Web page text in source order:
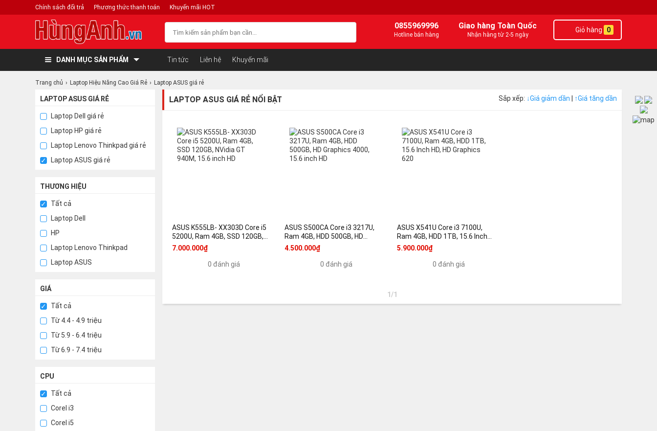
Chính sách đổi trả Phương thức thanh toán Khuyến mãi HOT
0855969996
Hotline bán hàng
Giao hàng Toàn Quốc
Nhận hàng từ 2-5 ngày
Giỏ hàng 0
DANH MỤC SẢN PHẨM Tin tức Liên hệ Khuyến mãi
Trang chủ Laptop Hiệu Năng Cao Giá Rẻ Laptop ASUS giá rẻ
LAPTOP ASUS GIÁ RẺ
Laptop Dell giá rẻ
Laptop HP giá rẻ
Laptop Lenovo Thinkpad giá rẻ
Laptop ASUS giá rẻ
THƯƠNG HIỆU
Tất cả
Laptop Dell
HP
Laptop Lenovo Thinkpad
Laptop ASUS
GIÁ
Tất cả
Từ 4.4 - 4.9 triệu
Từ 5.9 - 6.4 triệu
Từ 6.9 - 7.4 triệu
CPU
Tất cả
Corel i3
Corel i5
LAPTOP ASUS GIÁ RẺ NỔI BẬT Sắp xếp: ↓Giá giảm dần ↑Giá tăng dần
ASUS K555LB- XX303D Core i5
5200U, Ram 4GB, SSD 120GB,
NVidia GT 940M, 15.6 inch HD
7.000.000₫
0 đánh giá
ASUS S500CA Core i3 3217U,
Ram 4GB, HDD 500GB, HD
Graphics 4000, 15.6 inch HD
4.500.000₫
0 đánh giá
ASUS X541U Core i3 7100U,
Ram 4GB, HDD 1TB, 15.6 Inch
HD, HD Graphics 620
5.900.000₫
0 đánh giá
1/1